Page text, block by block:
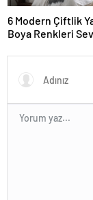
6 Modern Çiftlik
Boya Renkleri